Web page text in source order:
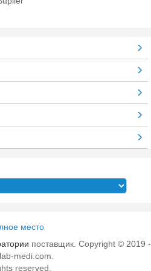
точность на ±1рпм
П.И.Д, точность на 0.1℃; Над и под
тревоги температуры с звуком и
(измеренная температура отклонила
значения) Уникальное
место
поставщик. Copyright © 2019 -
medi.com.
reserved.